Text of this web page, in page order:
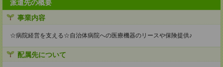
派遣先の概要
事業内容
☆病院経営を支える☆自治体病院への医療機器のリースや保険提供♪
配属先について